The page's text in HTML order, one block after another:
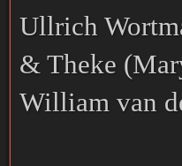
Ullrich
& Theke
William van